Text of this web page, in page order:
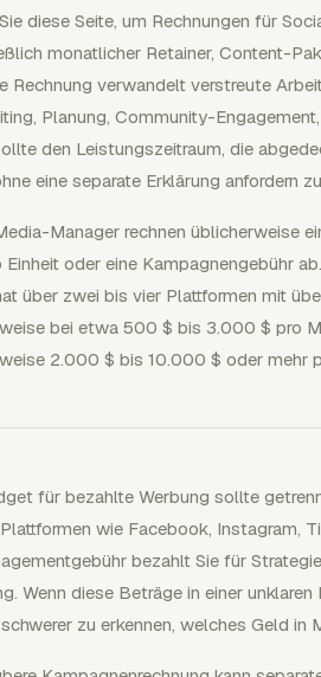
diese Seite, um Rechnungen für
monatlicher Retainer, Content-
Rechnung verwandelt verstreute
Planung, Community-
den Leistungszeitraum, die
eine separate Erklärung anfordern
Manager rechnen üblicherweise
Einheit oder eine Kampagnengebühr
über zwei bis vier Plattformen mit
bei etwa 500 $ bis 3.000 $ pro
2.000 $ bis 10.000 $ oder mehr
für bezahlte Werbung sollte
wie Facebook, Instagram,
bezahlt Sie für
Wenn diese Beträge in einer
zu erkennen, welches Geld